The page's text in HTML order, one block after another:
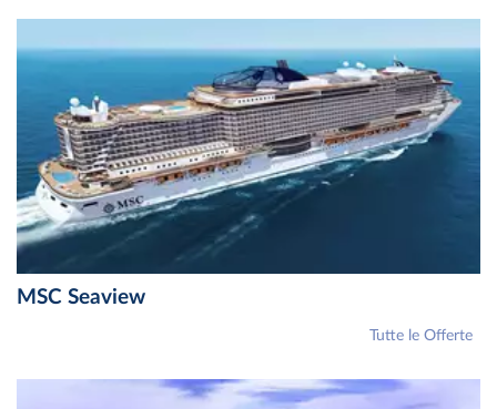
MSC Seaview
Tutte le Offerte